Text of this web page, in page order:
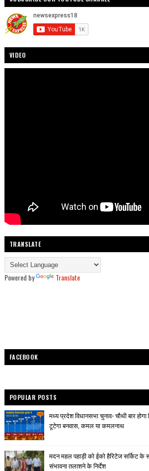
VIDEO
TRANSLATE
Powered by Translate
FACEBOOK
POPULAR POSTS
मध्य प्रदेश विधानसभा चुनाव- चौथी बार
टूटेगा बनवास, कमल या कमलनाथ
मदन महल पहाड़ी को ईको हैरिटेज सर्किट
संभावना तलाशने के निर्देश